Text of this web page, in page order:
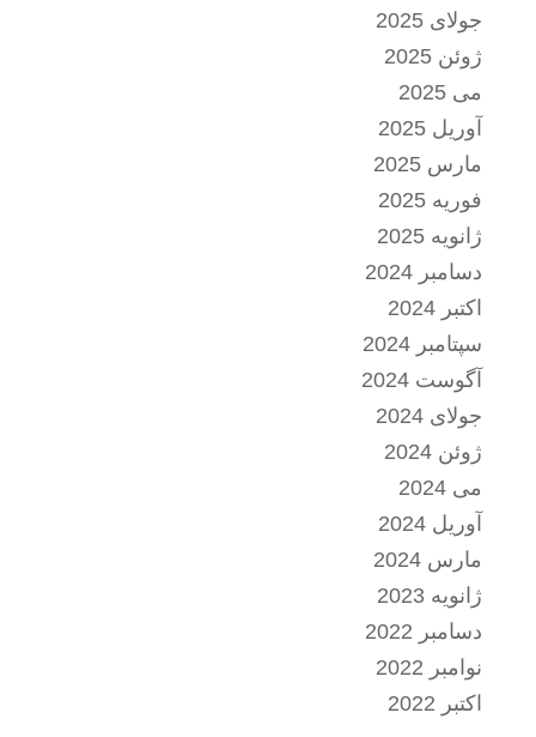
جولای 2025
ژوئن 2025
می 2025
آوریل 2025
مارس 2025
فوریه 2025
ژانویه 2025
دسامبر 2024
اکتبر 2024
سپتامبر 2024
آگوست 2024
جولای 2024
ژوئن 2024
می 2024
آوریل 2024
مارس 2024
ژانویه 2023
دسامبر 2022
نوامبر 2022
اکتبر 2022